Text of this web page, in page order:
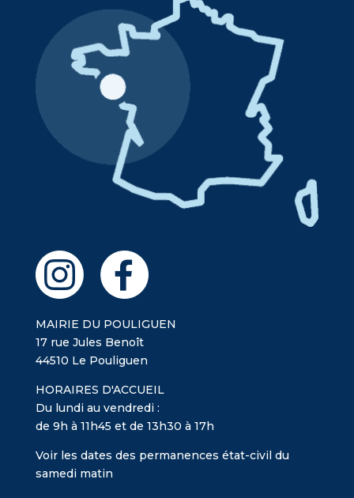
MAIRIE DU POULIGUEN
17 rue Jules Benoît
44510 Le Pouliguen
HORAIRES D'ACCUEIL
Du lundi au vendredi :
de 9h à 11h45 et de 13h30 à 17h
Voir les dates des permanences état-civil du
samedi matin